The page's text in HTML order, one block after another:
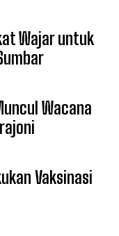
Wajar untuk
Wacana
Vaksinasi